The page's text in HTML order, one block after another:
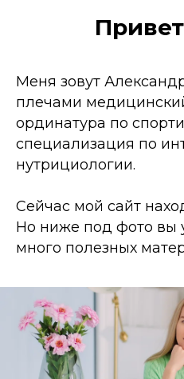
Меня зовут
плечами
ординатура по
специализация по
нутрициологии.
Сейчас мой сайт
Но ниже под фото вы
много полезных